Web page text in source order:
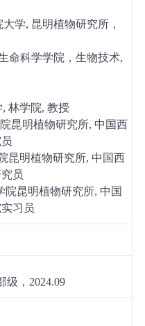
大学, 昆明植物研究所，
命科学学院，生物技术,
, 林学院, 教授
昆明植物研究所, 中国西
昆明植物研究所, 中国西
员
院昆明植物研究所, 中国
习员
级， 2024.09